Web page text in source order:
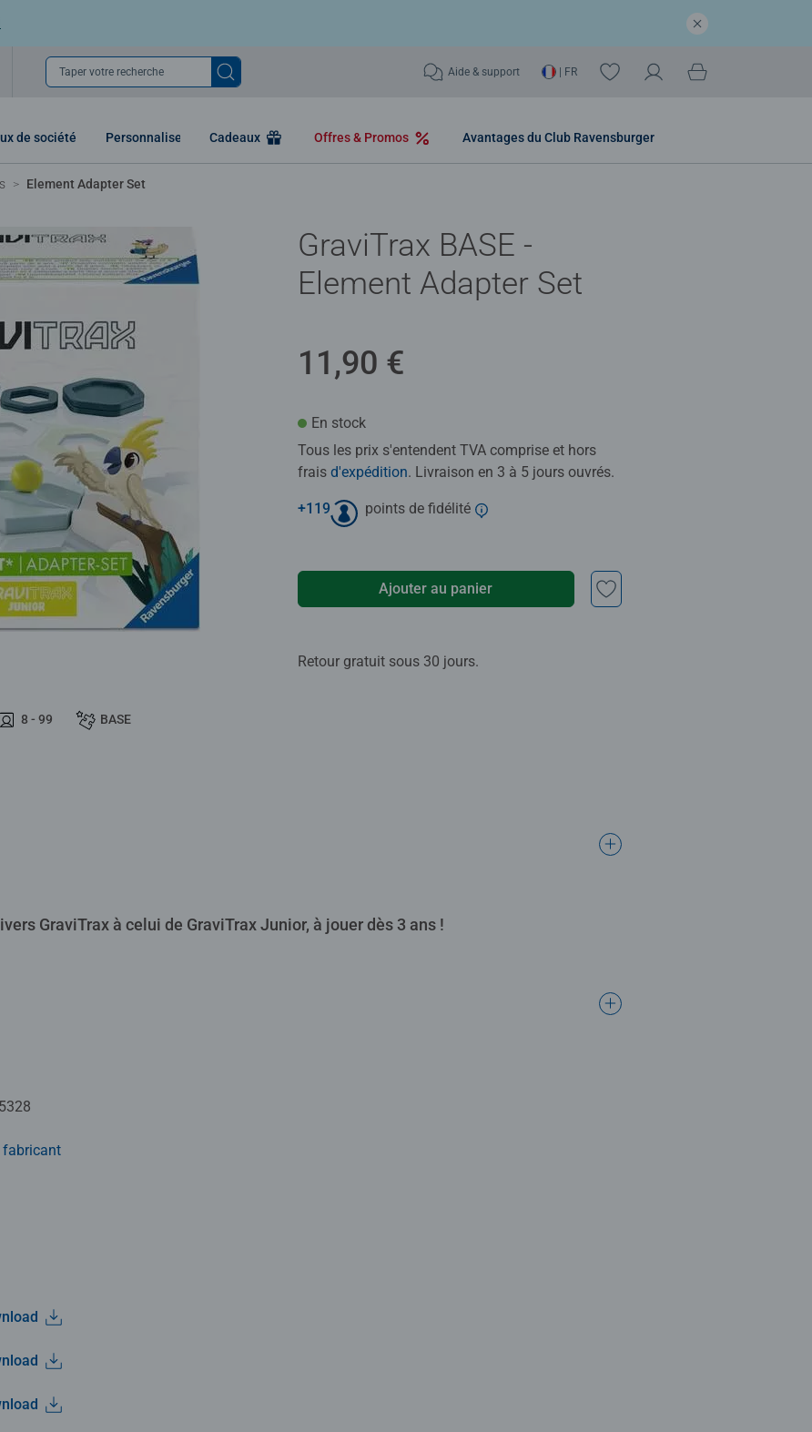
Taper votre recherche Aide & support | FR
de société Personnaliser Cadeaux Offres & Promos Avantages du Club Ravensburger
Element Adapter Set
8 - 99 BASE
GraviTrax BASE -
Element Adapter Set
11,90 €
En stock
Tous les prix s'entendent TVA comprise et hors
frais d'expédition. Livraison en 3 à 5 jours ouvrés.
+119 points de fidélité
Ajouter au panier
Retour gratuit sous 30 jours.
GraviTrax à celui de GraviTrax Junior, à jouer dès 3 ans !
fabricant